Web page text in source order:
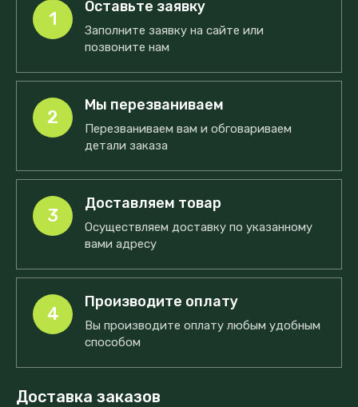
1
Оставьте заявку
Заполните заявку на сайте или
позвоните нам
2
Мы перезваниваем
Перезваниваем вам и обговариваем
детали заказа
3
Доставляем товар
Осуществляем доставку по указанному
вами адресу
4
Производите оплату
Вы производите оплату любым удобным
способом
Доставка заказов